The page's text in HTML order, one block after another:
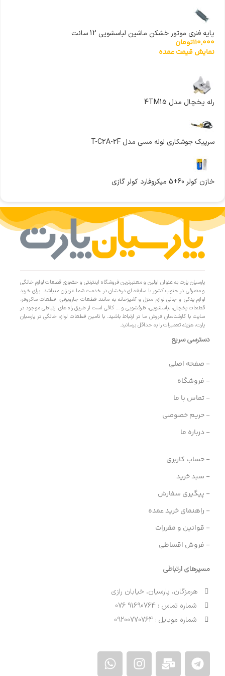
پایه فنری موتور خشکن ماشین لباسشویی 12 سانت
110,000تومان
نمایش قیمت عمده
رله یخچال مدل 4TM15
سرپیک جوشکاری لوله مسی مدل T-C2A-2F
خازن کولر 60+5 میکروفارد کولر گازی
پارسیان پارت به عنوان اولین و معتبرترین فروشگاه اینترنتی و حضوری قطعات لوازم خانگی
و مصرفی در جنوب کشور با سابقه ای درخشان در خدمت شما عزیزان میباشد. برای خرید
لوازم یدکی و جانی لوازم منزل و آشپزخانه به مانند قطعات جاروبرقی، قطعات ماکروفر،
قطعات یخچال، لباسشویی، ظرفشویی و … کافی است از طریق راه های ارتباطی موجود در
سایت با کارشناسان فروش ما در ارتباط باشید. با تامین قطعات لوازم خانگی در پارسیان
پارت، هزینه تعمیرات را به حداقل برسانید.
دسترسی سریع
- صفحه اصلی
- فروشگاه
- تماس با ما
- حریم خصوصی
- درباره ما
- حساب کاربری
- سبد خرید
- پیگیری سفارش
- راهنمای خرید عمده
- قوانین و مقررات
- فروش اقساطی
مسیرهای ارتباطی
هرمزگان، پارسیان، خیابان رازی
شماره تماس : 91690764 076
شماره موبایل : 09200770764